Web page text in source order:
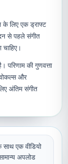
लिए एक ड्राफ्ट
से पहले संगीत
परिणाम की गुणवत्ता
और
अंतिम संगीत
एक वीडियो
अपलोड